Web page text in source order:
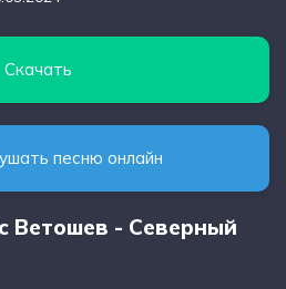
Скачать
песню онлайн
Ветошев - Северный